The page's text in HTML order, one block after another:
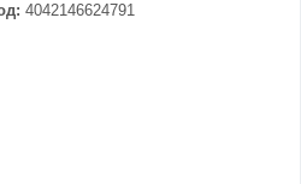
4042146624791